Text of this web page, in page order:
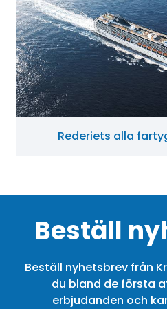
Rederiets alla
Beställ
Beställ nyhetsbrev från
du bland de första
erbjudanden och